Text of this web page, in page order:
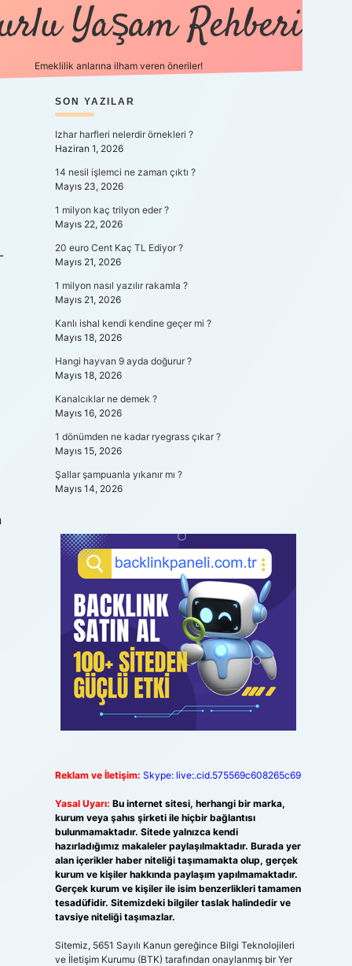
Yaşam Rehberi
Emeklilik anlarına ilham veren öneriler!
SIDEBAR
SON YAZILAR
Izhar harfleri nelerdir örnekleri ?
Haziran 1, 2026
14 nesil işlemci ne zaman çıktı ?
Mayıs 23, 2026
1 milyon kaç trilyon eder ?
Mayıs 22, 2026
20 euro Cent Kaç TL Ediyor ?
Mayıs 21, 2026
1 milyon nasıl yazılır rakamla ?
Mayıs 21, 2026
Kanlı ishal kendi kendine geçer mi ?
Mayıs 18, 2026
Hangi hayvan 9 ayda doğurur ?
Mayıs 18, 2026
Kanalcıklar ne demek ?
Mayıs 16, 2026
1 dönümden ne kadar ryegrass çıkar ?
Mayıs 15, 2026
Şallar şampuanla yıkanır mı ?
Mayıs 14, 2026
Reklam ve İletişim: Skype: live:.cid.575569c608265c69
Yasal Uyarı: Bu internet sitesi, herhangi bir marka,
kurum veya şahıs şirketi ile hiçbir bağlantısı
bulunmamaktadır. Sitede yalnızca kendi
hazırladığımız makaleler paylaşılmaktadır. Burada yer
alan içerikler haber niteliği taşımamakta olup, gerçek
kurum ve kişiler hakkında paylaşım yapılmamaktadır.
Gerçek kurum ve kişiler ile isim benzerlikleri tamamen
tesadüfidir. Sitemizdeki bilgiler taslak halindedir ve
tavsiye niteliği taşımazlar.
Sitemiz, 5651 Sayılı Kanun gereğince Bilgi Teknolojileri
ve İletişim Kurumu (BTK) tarafından onaylanmış bir Yer
betci.co/vdcasino